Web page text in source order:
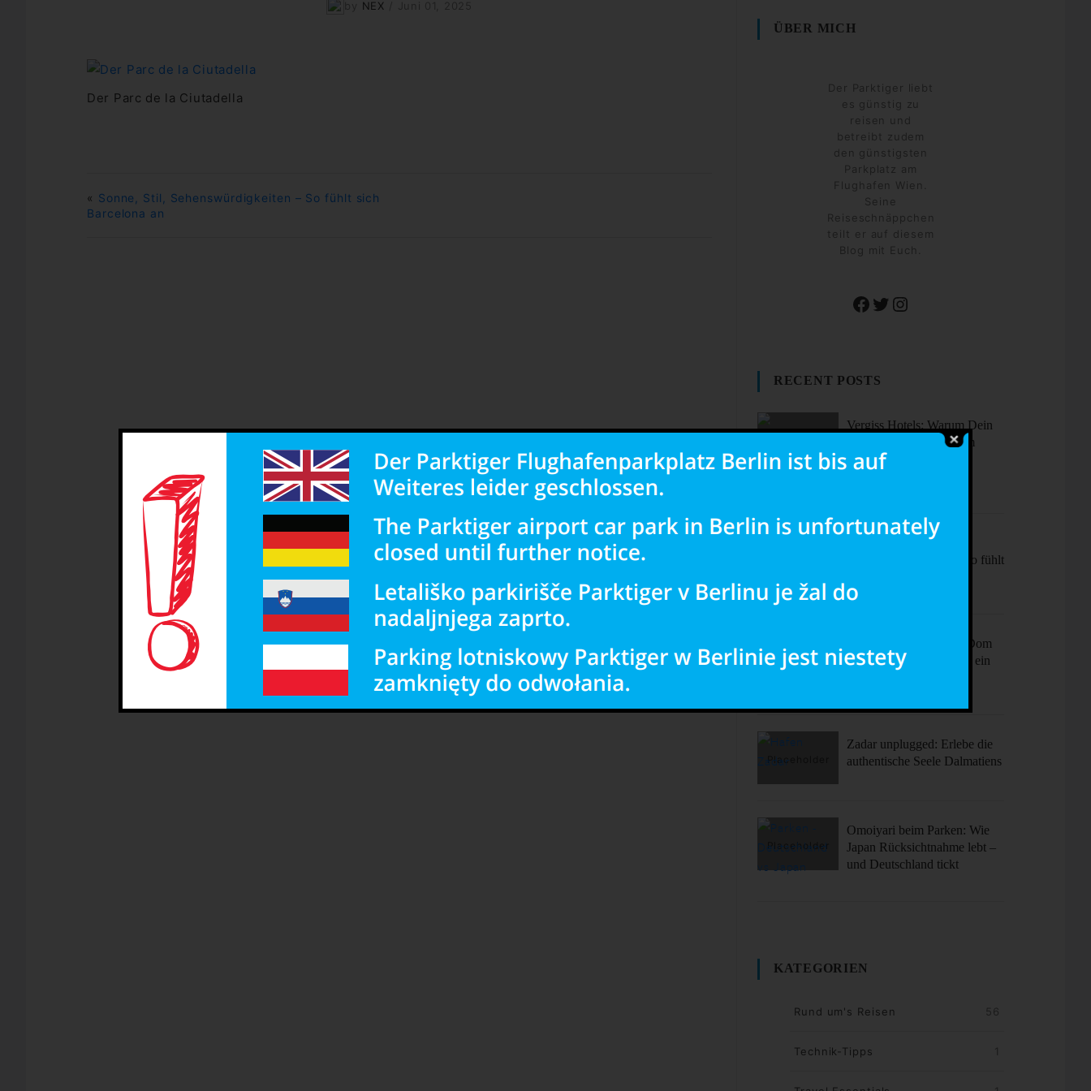
NEX
Der Parc de la Ciutadella
« Sonne, Stil, Sehenswürdigkeiten – So fühlt sich
Barcelona an
ÜBER MICH
Der Parktiger liebt
es günstig zu
reisen und
betreibt zudem
den günstigsten
Parkplatz am
Flughafen Wien.
Seine
Reiseschnäppchen
teilt er auf diesem
Blog mit Euch.
Facebook
TwitterInstagram
RECENT POSTS
Vergiss Hotels: Warum Dein
nächster Urlaub in einem
dieser coolen Airbnbs
Sehenswürdigkeiten – So fühlt
Ciao Milano! Mehr als Dom
& Mode – Dein Plan für ein
Zadar unplugged: Erlebe die
authentische Seele Dalmatiens
Omoiyari beim Parken: Wie
Japan Rücksichtnahme lebt –
und Deutschland tickt
KATEGORIEN
Rund um's Reisen 56
Technik-Tipps 1